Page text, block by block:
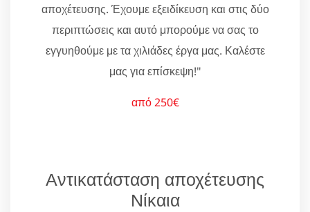
αποχέτευσης. Έχουμε εξειδίκευση και στις δύο
περιπτώσεις και αυτό μπορούμε να σας το
εγγυηθούμε με τα χιλιάδες έργα μας. Καλέστε
μας για επίσκεψη!"
από 250€
Αντικατάσταση αποχέτευσης
Νίκαια